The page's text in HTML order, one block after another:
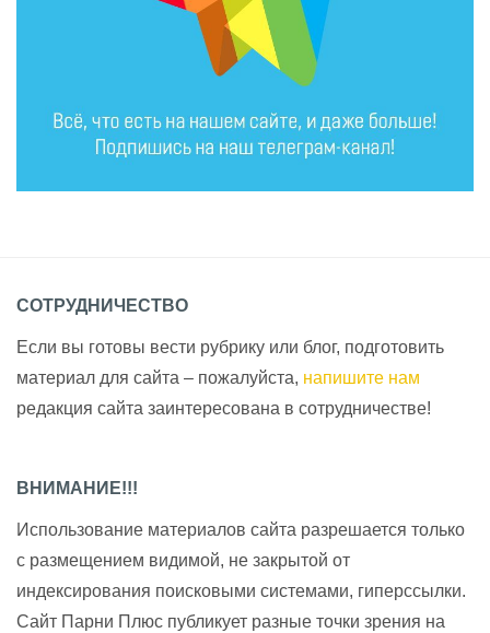
СОТРУДНИЧЕСТВО
Если вы готовы вести рубрику или блог, подготовить
материал для сайта – пожалуйста, напишите нам
редакция сайта заинтересована в сотрудничестве!
ВНИМАНИЕ!!!
Использование материалов сайта разрешается только
с размещением видимой, не закрытой от
индексирования поисковыми системами, гиперссылки.
Сайт Парни Плюс публикует разные точки зрения на